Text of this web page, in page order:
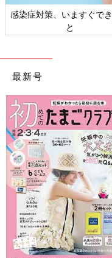
をつくってまとめて収納
ただし、粉ミルク・ベビ
キッチンに近い位置に収
たまひよONLINEの記事
ついて詳しく書いた記事
先輩
れる
と収
赤ちゃ
ノがあ
ふき、
ゃ、お
います
どこに
りませ
てお
えて「
してい
吉川永里子（よしか
５人のママで、片づけ
収納スタイリスト®︎・整
けのプロ。「片づけはス
感染症対策、いますぐで
と
最新号